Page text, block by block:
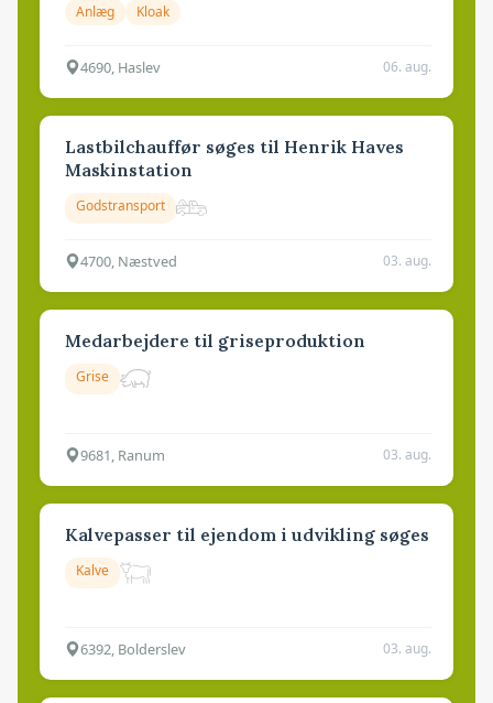
Anlæg Kloak
4690, Haslev 06. aug.
Lastbilchauffør søges til Henrik Haves
Maskinstation
Godstransport
4700, Næstved 03. aug.
Medarbejdere til griseproduktion
Grise
9681, Ranum 03. aug.
Kalvepasser til ejendom i udvikling søges
Kalve
6392, Bolderslev 03. aug.